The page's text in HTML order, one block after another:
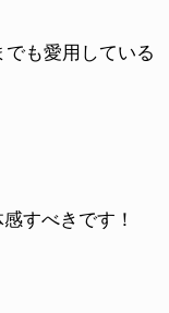
も愛用している
すべきです！